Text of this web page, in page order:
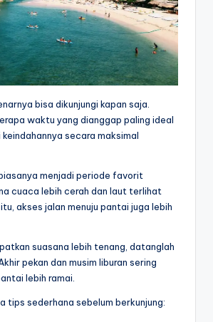
bisa dikunjungi kapan saja.
waktu yang dianggap paling ideal
secara maksimal
menjadi periode favorit
cuaca lebih cerah dan laut terlihat
akses jalan menuju pantai juga lebih
suasana lebih tenang, datanglah
pekan dan musim liburan sering
lebih ramai.
tips sederhana sebelum berkunjung: